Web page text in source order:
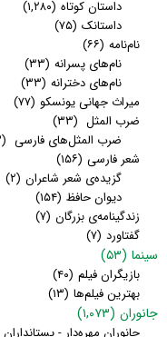
داستان کوتاه (۱,۲۸۰)
داستانک (۷۵)
نام‌نامه (۶۶)
نام‌های پسرانه (۳۳)
نام‌های دخترانه (۳۳)
میراث جهانی یونسکو (۷۷)
ضرب المثل (۳۳)
ضرب المثل‌های فارسی (۳۳)
شعر فارسی (۱۵۶)
گزیده‌ی شعر شاعران (۲)
دیوان حافظ (۱۵۴)
زندگینامه‌ی بزرگان (۷)
گفتاورد (۷)
سینما (۵۳)
بازیگران فیلم (۴۰)
بهترین فیلم‌ها (۱۳)
جانوران (۱,۰۷۳)